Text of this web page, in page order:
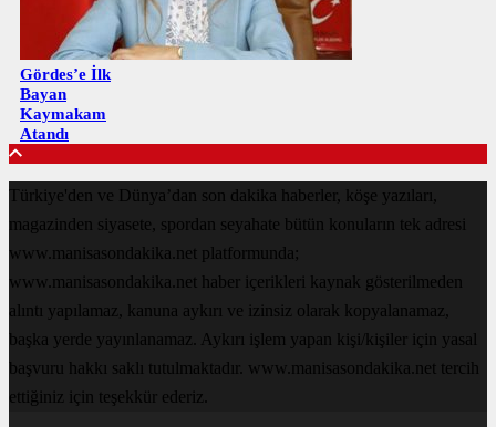
Gördes’e İlk
Bayan
Kaymakam
Atandı
Türkiye'den ve Dünya’dan son dakika haberler, köşe yazıları,
magazinden siyasete, spordan seyahate bütün konuların tek adresi
www.manisasondakika.net platformunda;
www.manisasondakika.net haber içerikleri kaynak gösterilmeden
alıntı yapılamaz, kanuna aykırı ve izinsiz olarak kopyalanamaz,
başka yerde yayınlanamaz. Aykırı işlem yapan kişi/kişiler için yasal
başvuru hakkı saklı tutulmaktadır. www.manisasondakika.net tercih
ettiğiniz için teşekkür ederiz.